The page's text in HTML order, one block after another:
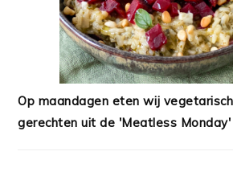
Op maandagen eten wij
gerechten uit de 'Meatless Monday'